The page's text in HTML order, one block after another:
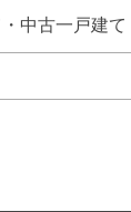
古一戸建て